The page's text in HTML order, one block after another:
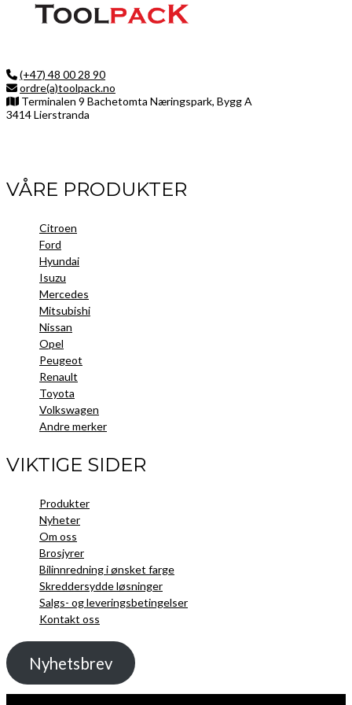
(+47) 48 00 28 90
ordre(a)toolpack.no
Terminalen 9 Bachetomta Næringspark, Bygg A
3414 Lierstranda
VÅRE PRODUKTER
Citroen
Ford
Hyundai
Isuzu
Mercedes
Mitsubishi
Nissan
Opel
Peugeot
Renault
Toyota
Volkswagen
Andre merker
VIKTIGE SIDER
Produkter
Nyheter
Om oss
Brosjyrer
Bilinnredning i ønsket farge
Skreddersydde løsninger
Salgs- og leveringsbetingelser
Kontakt oss
Nyhetsbrev